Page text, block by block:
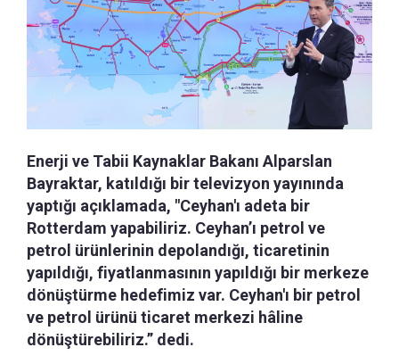
Enerji ve Tabii Kaynaklar Bakanı Alparslan
Bayraktar, katıldığı bir televizyon yayınında
yaptığı açıklamada, "Ceyhan'ı adeta bir
Rotterdam yapabiliriz. Ceyhan’ı petrol ve
petrol ürünlerinin depolandığı, ticaretinin
yapıldığı, fiyatlanmasının yapıldığı bir merkeze
dönüştürme hedefimiz var. Ceyhan'ı bir petrol
ve petrol ürünü ticaret merkezi hâline
dönüştürebiliriz.” dedi.